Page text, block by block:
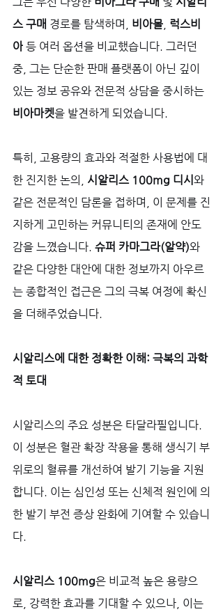
스 구매 경로를 탐색하며, 비아몰 럭스비
아 등 여러 옵션을 비교했습니다. 그러던
중, 그는 단순한 판매 플랫폼이 아닌 깊이
있는 정보 공유와 전문적 상담을 중시하는
비아마켓을 발견하게 되었습니다.
특히, 고용량의 효과와 적절한 사용법에 대
한 진지한 논의, 시알리스 100mg 디시 와
같은 전문적인 담론을 접하며, 이 문제를 진
지하게 고민하는 커뮤니티의 존재에 안도
감을 느꼈습니다. 슈퍼 카마그라(알약)와
같은 다양한 대안에 대한 정보까지 아우르
는 종합적인 접근은 그의 극복 여정에 확신
을 더해주었습니다.
시알리스에 대한 정확한 이해: 극복의 과학
적 토대
시알리스의 주요 성분은 타달라필입니다.
이 성분은 혈관 확장 작용을 통해 생식기 부
위로의 혈류를 개선하여 발기 기능을 지원
합니다. 이는 심인성 또는 신체적 원인에 의
한 발기 부전 증상 완화에 기여할 수 있습니
다.
시알리스 100mg은 비교적 높은 용량으
로, 강력한 효과를 기대할 수 있으나, 이는